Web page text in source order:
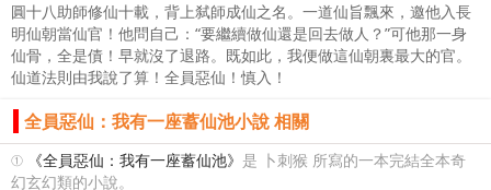
圓十八助師修仙十載，背上弑師成仙之名。一道仙旨飄來，邀他入長
明仙朝當仙官！他問自己：“要繼續做仙還是回去做人？”可他那一身
仙骨，全是債！早就沒了退路。既如此，我便做這仙朝裏最大的官。
仙道法則由我說了算！全員惡仙！慎入！
全員惡仙：我有一座蓄仙池小說 相關
① 《全員惡仙：我有一座蓄仙池》 是 卜刺猴 所寫的一本完結全本奇
幻玄幻類的小說。